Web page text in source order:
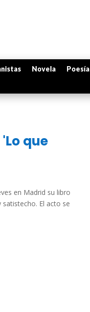
Novela Poesía
que
en Madrid su libro
El acto se